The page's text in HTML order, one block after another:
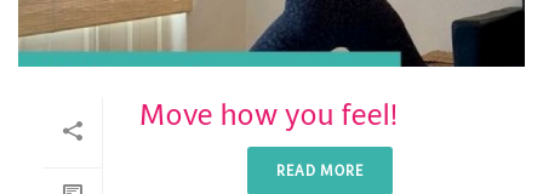
Move how you feel!
READ MORE